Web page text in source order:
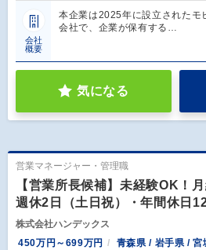
会社
概要
本企業は2025年に設立されたモ
会社で、企業が保有する…
気になる
営業マネージャー・管理職
【営業所長候補】未経験OK！
週休2日（土日祝）・年間休日
株式会社ハンデックス
450万円～699万円
青森県 / 岩手県 /